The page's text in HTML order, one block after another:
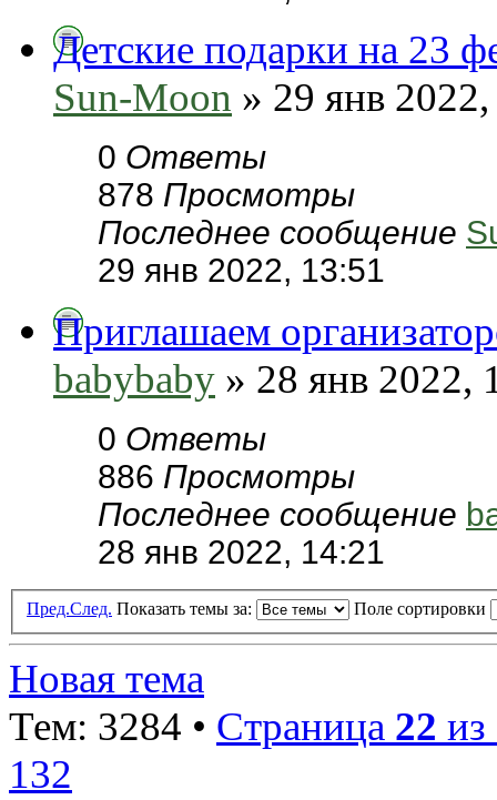
Детские подарки на 23
Sun-Moon » 29 янв
0 Ответы
878 Просмотры
Последнее сообщение
29 янв 2022, 13:51
Приглашаем
babybaby » 28 янв 2022,
0 Ответы
886 Просмотры
Последнее сообщение
28 янв 2022, 14:21
Пред.След. Показать темы за: Поле сортировки
Новая тема
Тем: 3284 • Страница 22 из
132